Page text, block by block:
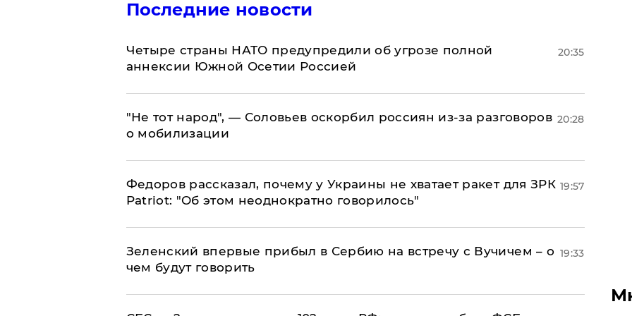
Последние новости
Четыре страны НАТО предупредили об угрозе полной
аннексии Южной Осетии Россией
20:35
​"Не тот народ", — Соловьев оскорбил россиян из-за разговоров
о мобилизации
20:28
Федоров рассказал, почему у Украины не хватает ракет для ЗРК
Patriot: "Об этом неоднократно говорилось"
19:57
Зеленский впервые прибыл в Сербию на встречу с Вучичем – о
чем будут говорить
19:33